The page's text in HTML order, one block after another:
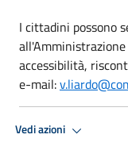
I cittadini possono
accessibilità,
e-mail:
Vedi azioni